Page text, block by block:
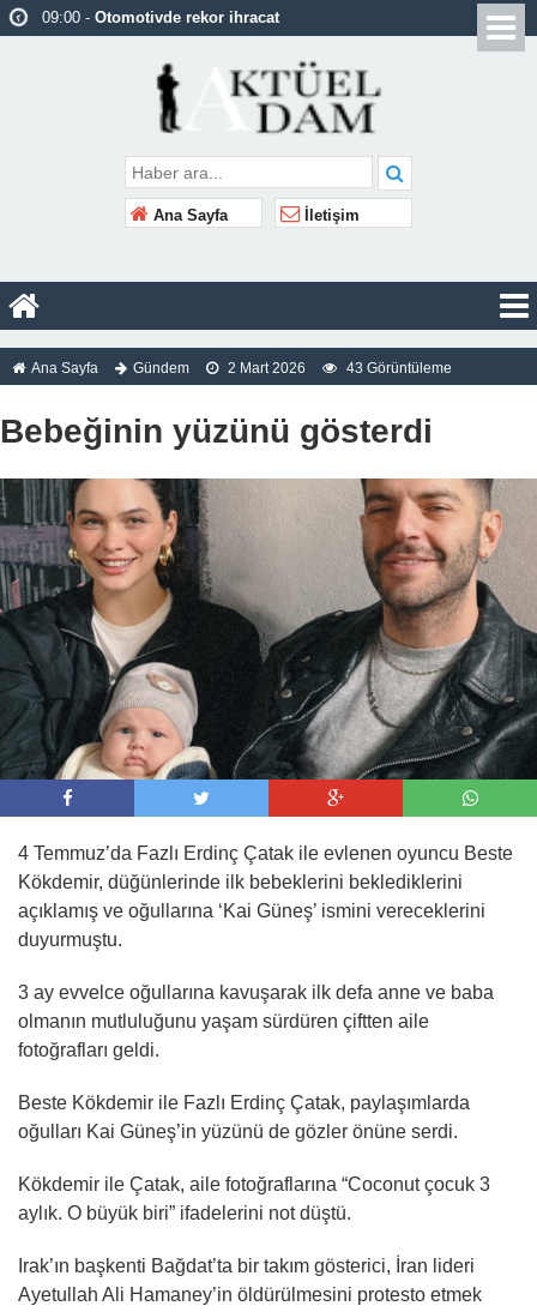
09:00 - Otomotivde rekor ihracat
Özgür Özel: Bir Pedro Sánchez
İstanbul’da trafik yoğunluğu yüzde 89’a
08:59 -
08:59 -Ankara’ya yeni spor merkezi
08:58 - Finlandiya, nükleer silah ithalatına izin
08:58 -
ABD İç Güvenlik Bakanı görevinden
ayrılacak
09:00 -AJet, İstanbul ve Ankara’dan Tiran’a
sefer başlattı
Ana Sayfa İletişim
Ana Sayfa Gündem 2 Mart 2026 43 Görüntüleme
Bebeğinin yüzünü gösterdi
4 Temmuz’da Fazlı Erdinç Çatak ile evlenen oyuncu Beste
Kökdemir, düğünlerinde ilk bebeklerini beklediklerini
açıklamış ve oğullarına ‘Kai Güneş’ ismini vereceklerini
duyurmuştu.
3 ay evvelce oğullarına kavuşarak ilk defa anne ve baba
olmanın mutluluğunu yaşam sürdüren çiftten aile
fotoğrafları geldi.
Beste Kökdemir ile Fazlı Erdinç Çatak, paylaşımlarda
oğulları Kai Güneş’in yüzünü de gözler önüne serdi.
Kökdemir ile Çatak, aile fotoğraflarına “Coconut çocuk 3
aylık. O büyük biri” ifadelerini not düştü.
Irak’ın başkenti Bağdat’ta bir takım gösterici, İran lideri
Ayetullah Ali Hamaney’in öldürülmesini protesto etmek